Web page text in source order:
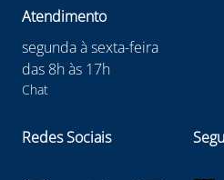
Atendimento
segunda à sexta-feira
das 8h às 17h
Chat
Redes Sociais